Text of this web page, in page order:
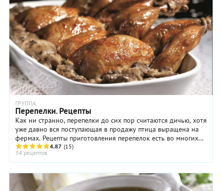
ГРУППА
Перепелки. Рецепты
Как ни странно, перепелки до сих пор считаются дичью, хотя
уже давно вся поступающая в продажу птица выращена на
фермах. Рецепты приготовления перепелок есть во многих
кухнях мира, от французской до ...
4.87 (15)
34 рецептов